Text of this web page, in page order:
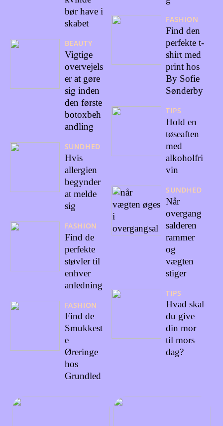
bør have i
skabet
BEAUTY
Vigtige
overvejels
er at gøre
sig inden
den første
botoxbeh
andling
SUNDHED
Hvis
allergien
begynder
at melde
sig
FASHION
Find de
perfekte
støvler til
enhver
anledning
FASHION
Find de
Smukkest
e
Øreringe
hos
Grundled
FASHION
Find den
perfekte t-
shirt med
print hos
By Sofie
Sønderby
TIPS
Hold en
tøseaften
med
alkoholfri
vin
SUNDHED
Når
overgang
salderen
rammer
og
vægten
stiger
TIPS
Hvad skal
du give
din mor
til mors
dag?